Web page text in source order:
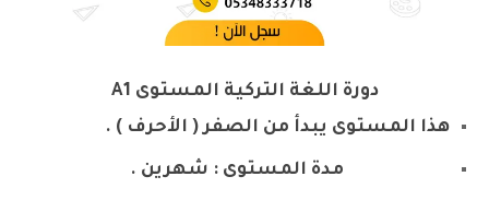
دورة اللغة التركية المستوى A1
هذا المستوى يبدأ من الصفر ( الأحرف ) .
مدة المستوى : شهرين .